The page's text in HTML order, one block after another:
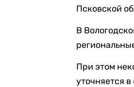
Псковской
В
При этом
уточняется